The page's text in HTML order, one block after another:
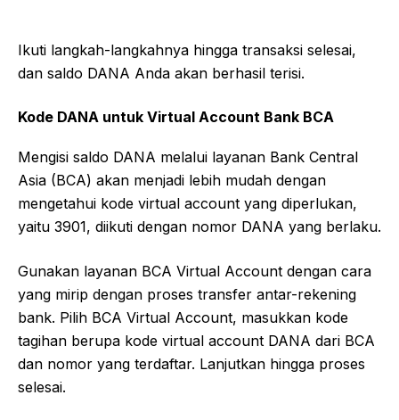
Ikuti langkah-langkahnya hingga transaksi selesai,
dan saldo DANA Anda akan berhasil terisi.
Kode DANA untuk Virtual Account Bank BCA
Mengisi saldo DANA melalui layanan Bank Central
Asia (BCA) akan menjadi lebih mudah dengan
mengetahui kode virtual account yang diperlukan,
yaitu 3901, diikuti dengan nomor DANA yang berlaku.
Gunakan layanan BCA Virtual Account dengan cara
yang mirip dengan proses transfer antar-rekening
bank. Pilih BCA Virtual Account, masukkan kode
tagihan berupa kode virtual account DANA dari BCA
dan nomor yang terdaftar. Lanjutkan hingga proses
selesai.